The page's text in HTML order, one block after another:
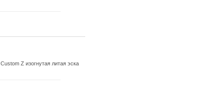
Z изогнутая литая эска